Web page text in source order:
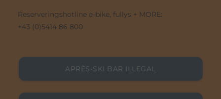
Reserveringshotline e-bike, fullys + MORE:
+43 (0)5414 86 800
APRÈS-SKI BAR ILLEGAL